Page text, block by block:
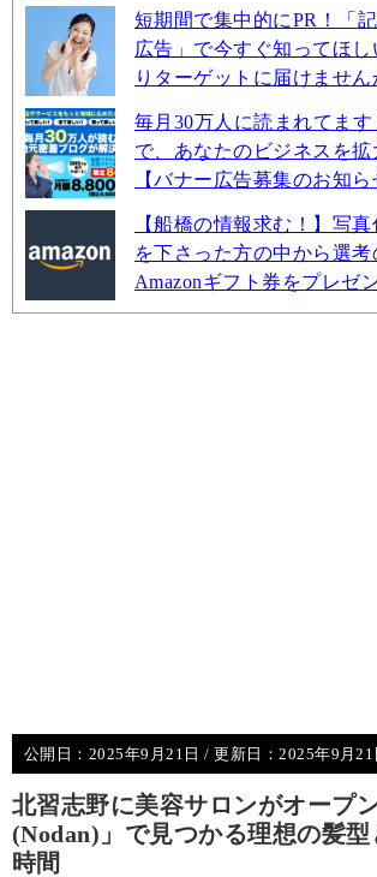
短期間で集中的にPR！「
広告」で今すぐ知ってほ
りターゲットに届けません
毎月30万人に読まれてま
で、あなたのビジネスを拡
【バナー広告募集のお知ら
【船橋の情報求む！】写
を下さった方の中から選考
Amazonギフト券をプレゼ
公開日： 2025年9月21日 / 更新日：2025年9月21
北習志野に美容サロンがオープ
(Nodan)」で見つかる理想の髪型
時間